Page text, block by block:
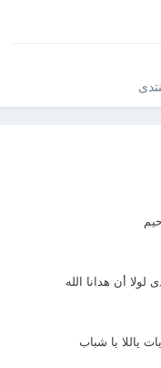
لولا أن هدانا الله
ياللا يا شباب